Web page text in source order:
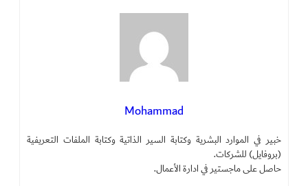
Mohammad
خبير في الموارد البشرية وكتابة السير الذاتية وكتابة الملفات التعريفية
(بروفايل) للشركات.
حاصل على ماجستير في ادارة الأعمال.